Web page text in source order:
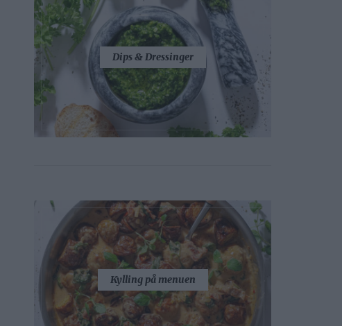
Dips & Dressinger
Kylling på menuen